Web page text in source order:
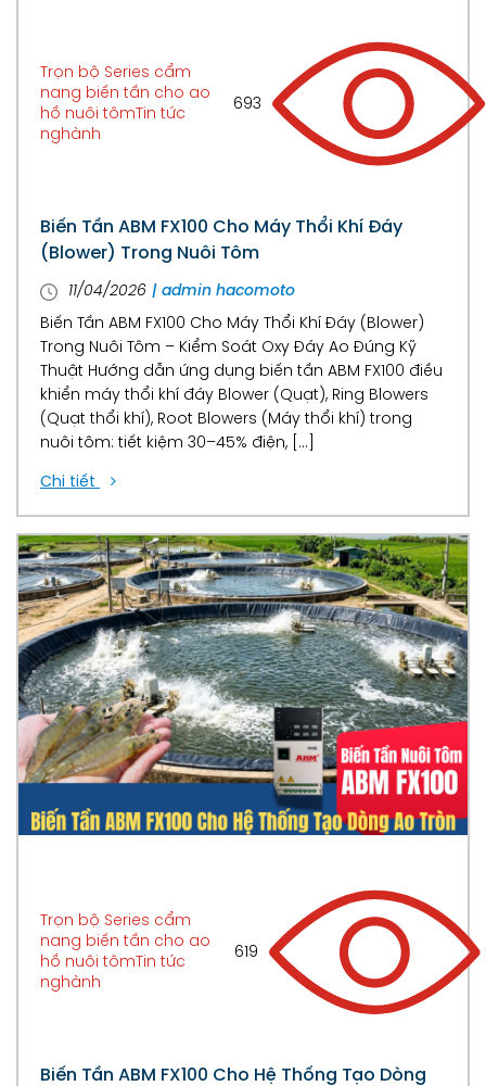
Trọn bộ Series cẩm
nang biến tần cho ao
hồ nuôi tôm Tin tức
nghành
693
Biến Tần ABM FX100 Cho Máy Thổi Khí Đáy
(Blower) Trong Nuôi Tôm
11/04/2026 | admin hacomoto
Biến Tần ABM FX100 Cho Máy Thổi Khí Đáy (Blower)
Trong Nuôi Tôm – Kiểm Soát Oxy Đáy Ao Đúng Kỹ
Thuật Hướng dẫn ứng dụng biến tần ABM FX100 điều
khiển máy thổi khí đáy Blower (Quạt), Ring Blowers
(Quạt thổi khí), Root Blowers (Máy thổi khí) trong
nuôi tôm: tiết kiệm 30–45% điện, […]
Chi tiết
Trọn bộ Series cẩm
nang biến tần cho ao
hồ nuôi tôm Tin tức
nghành
619
Biến Tần ABM FX100 Cho Hệ Thống Tạo Dòng